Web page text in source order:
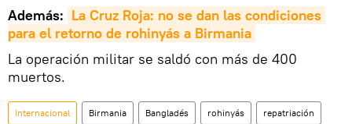
Además: La Cruz Roja: no se dan las condiciones
para el retorno de rohinyás a Birmania
La operación militar se saldó con más de 400
muertos.
Internacional Birmania Bangladés rohinyás repatriación